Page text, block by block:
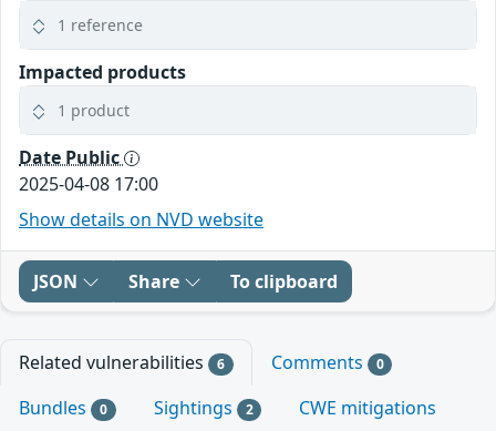
1 reference
Impacted products
1 product
Date Public
2025-04-08 17:00
Show details on NVD website
JSON Share To clipboard
Related vulnerabilities 6 Comments 0
Bundles 0 Sightings 2
CWE mitigations